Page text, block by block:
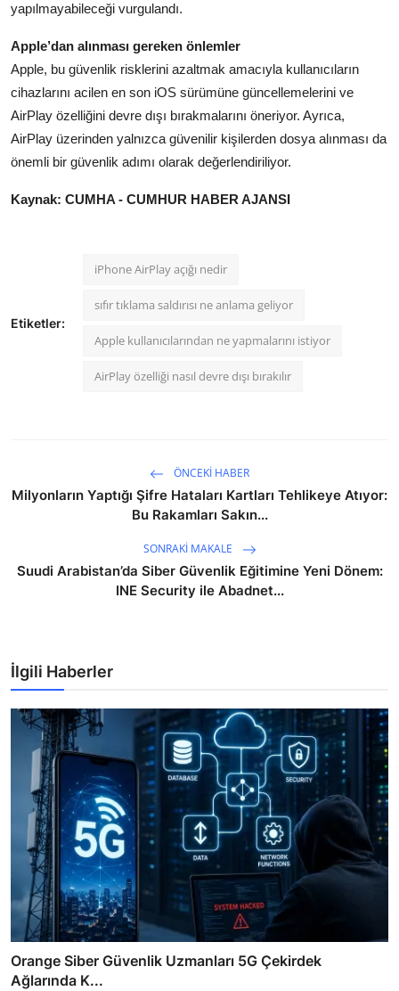
yapılmayabileceği vurgulandı.
Apple’dan alınması gereken önlemler
Apple, bu güvenlik risklerini azaltmak amacıyla kullanıcıların
cihazlarını acilen en son iOS sürümüne güncellemelerini ve
AirPlay özelliğini devre dışı bırakmalarını öneriyor. Ayrıca,
AirPlay üzerinden yalnızca güvenilir kişilerden dosya alınması da
önemli bir güvenlik adımı olarak değerlendiriliyor.
Kaynak: CUMHA - CUMHUR HABER AJANSI
Etiketler:
iPhone AirPlay açığı nedir
sıfır tıklama saldırısı ne anlama geliyor
Apple kullanıcılarından ne yapmalarını istiyor
AirPlay özelliği nasıl devre dışı bırakılır
ÖNCEKI HABER
Milyonların Yaptığı Şifre Hataları Kartları Tehlikeye Atıyor:
Bu Rakamları Sakın...
SONRAKI MAKALE
Suudi Arabistan’da Siber Güvenlik Eğitimine Yeni Dönem:
INE Security ile Abadnet...
İlgili Haberler
Orange Siber Güvenlik Uzmanları 5G Çekirdek
Ağlarında K...